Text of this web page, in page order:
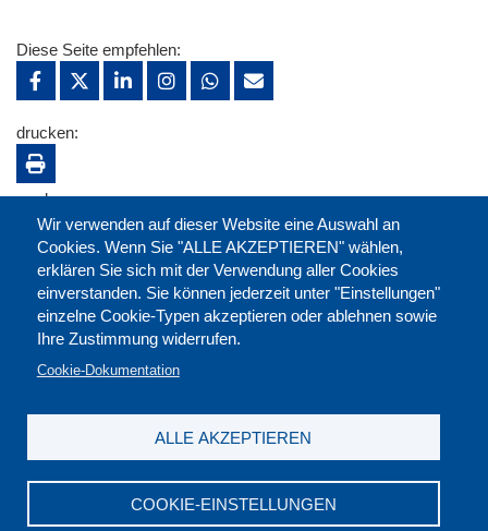
Wir verwenden auf dieser Website eine Auswahl an
Cookies. Wenn Sie "ALLE AKZEPTIEREN" wählen,
erklären Sie sich mit der Verwendung aller Cookies
einverstanden. Sie können jederzeit unter "Einstellungen"
einzelne Cookie-Typen akzeptieren oder ablehnen sowie
Ihre Zustimmung widerrufen.
Cookie-Dokumentation
COOKIE-EINSTELLUNGEN
ALLE AKZEPTIEREN
Diese Seite empfehlen:
drucken:
merken:
DGB-Bildungswerk NRW e.V. © 2026